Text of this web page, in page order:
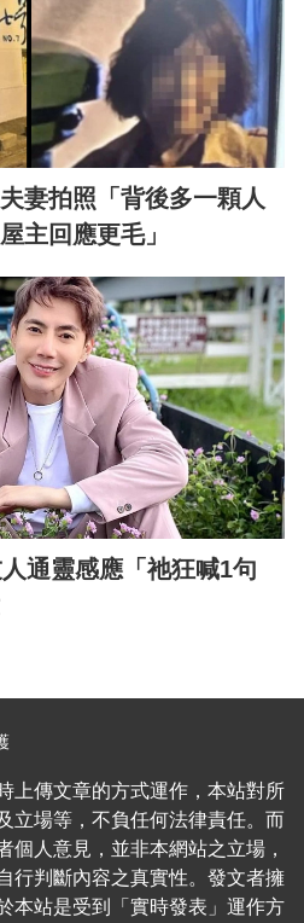
妻拍照「背後多一顆人
主回應更毛」
通靈感應「祂狂喊1句
上傳文章的方式運作，本站對所
立場等，不負任何法律責任。而
個人意見，並非本網站之立場，
行判斷內容之真實性。發文者擁
本站是受到「實時發表」運作方